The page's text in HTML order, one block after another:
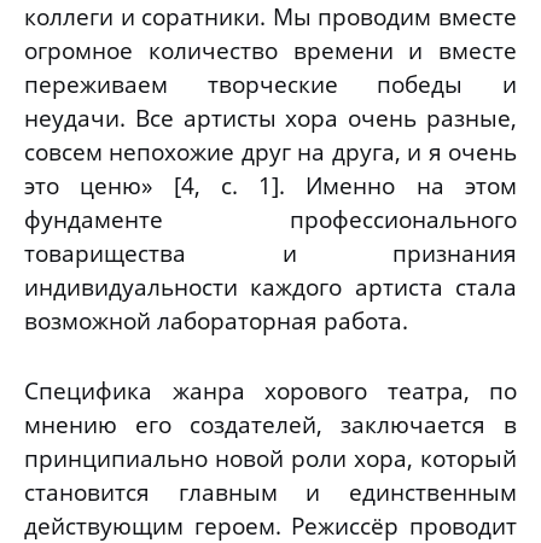
коллеги и соратники. Мы проводим вместе
огромное количество времени и вместе
переживаем творческие победы и
неудачи. Все артисты хора очень разные,
совсем непохожие друг на друга, и я очень
это ценю» [4, с. 1]. Именно на этом
фундаменте профессионального
товарищества и признания
индивидуальности каждого артиста стала
возможной лабораторная работа.
Специфика жанра хорового театра, по
мнению его создателей, заключается в
принципиально новой роли хора, который
становится главным и единственным
действующим героем. Режиссёр проводит